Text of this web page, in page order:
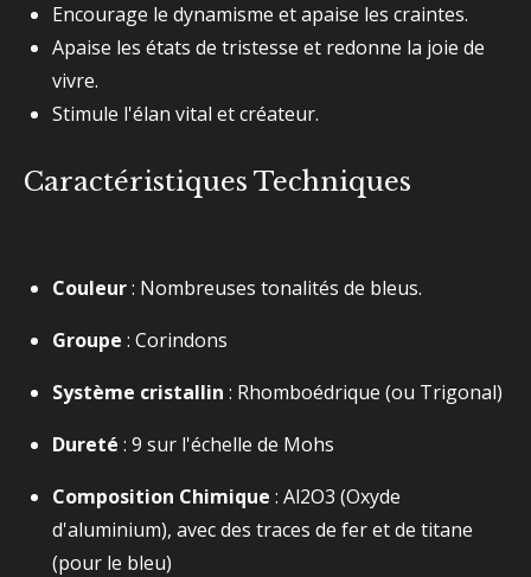
Encourage le dynamisme et apaise les craintes.
Apaise les états de tristesse et redonne la joie de
vivre.
Stimule l'élan vital et créateur.
Caractéristiques Techniques
Couleur: Nombreuses tonalités de bleus.
Groupe : Corindons
Système cristallin : Rhomboédrique (ou Trigonal)
Dureté : 9 sur l'échelle de Mohs
Composition Chimique : Al2​O3​ (Oxyde
d'aluminium), avec des traces de fer et de titane
(pour le bleu)